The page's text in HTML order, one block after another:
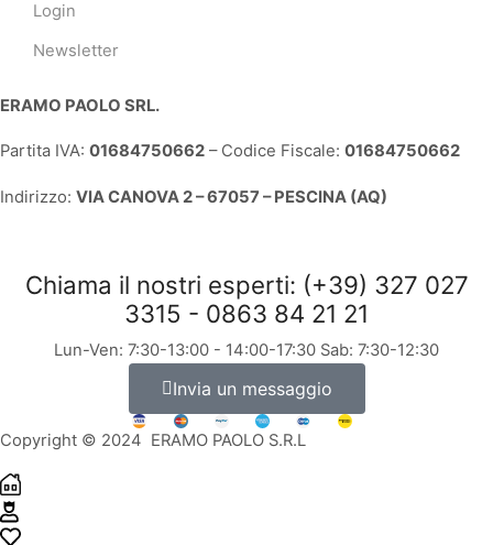
Login
Newsletter
ERAMO PAOLO SRL.
Partita IVA: 01684750662 – Codice Fiscale: 01684750662
Indirizzo: VIA CANOVA 2 – 67057 – PESCINA (AQ)
Chiama il nostri esperti: (+39) 327 027
3315 - 0863 84 21 21
Lun-Ven: 7:30-13:00 - 14:00-17:30 Sab: 7:30-12:30
Invia un messaggio
Copyright © 2024 ERAMO PAOLO S.R.L